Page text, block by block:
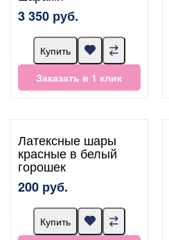
3 350 руб.
Купить
Заказать в 1 клик
Латексные шары
красные в белый
горошек
200 руб.
Купить